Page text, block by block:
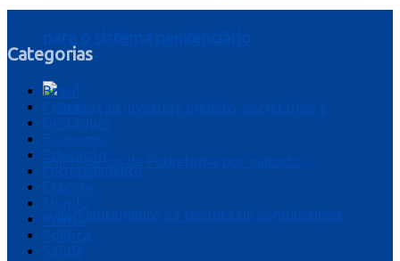
Categorias
Brasil